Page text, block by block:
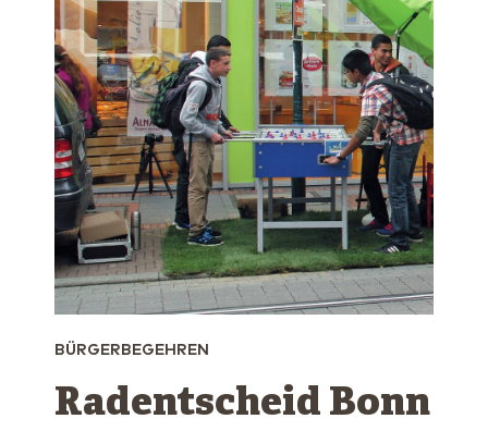
BÜRGERBEGEHREN
Radentscheid Bonn